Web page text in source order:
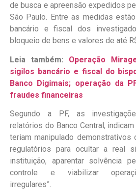
de busca e apreensão expedidos
São Paulo. Entre as medidas
bancário e fiscal dos
bloqueio de bens e valores de até
Leia também: Operação
sigilos bancário e fiscal do
Banco Digimais; operação da
fraudes financeiras
Segundo a PF, as
relatórios do Banco Central,
teriam manipulado
regulatórios para ocultar a real
instituição, aparentar solvência
controle e viabilizar
irregulares”.